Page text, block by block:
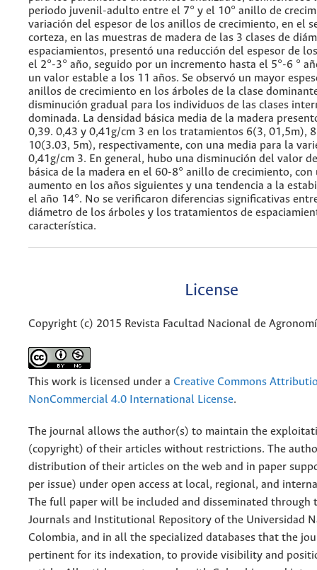
periodo juvenil-adulto entre el 7° y el 10° anillo de
variación del espesor de los anillos de crecimiento, en el
corteza, en las muestras de madera de las 3 clases de
espaciamientos, presentó una reducción del espesor de
el 2°-3° año, seguido por un incremento hasta el 5°-6 °
un valor estable a los 11 años. Se observó un mayor
anillos de crecimiento en los árboles de la clase
disminución gradual para los individuos de las clases
dominada. La densidad básica media de la madera
0,39. 0,43 y 0,41g/cm 3 en los tratamientos 6(3, 01,5m),
10(3.03, 5m), respectivamente, con una media para la
0,41g/cm 3. En general, hubo una disminución del valor
básica de la madera en el 60-8° anillo de crecimiento,
aumento en los años siguientes y una tendencia a la
el año 14°. No se verificaron diferencias significativas
diámetro de los árboles y los tratamientos de
característica.
License
Copyright (c) 2015 Revista Facultad Nacional de
This work is licensed under a Creative Commons
NonCommercial 4.0 International License.
The journal allows the author(s) to maintain the
(copyright) of their articles without restrictions. The
distribution of their articles on the web and in paper
per issue) under open access at local, regional, and
The full paper will be included and disseminated through
Journals and Institutional Repository of the Universidad
Colombia, and in all the specialized databases that the
pertinent for its indexation, to provide visibility and